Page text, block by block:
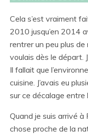
Cela s’est vraiment
2010 jusqu’en 2014
rentrer un peu plus de
voulais dès le départ.
Il fallait que
cuisine. J’avais eu
sur ce décalage entre
Quand je suis arrivé à
chose proche de la